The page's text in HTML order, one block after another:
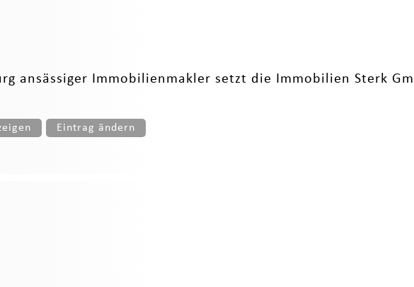
ansässiger Immobilienmakler setzt die Immobilien Sterk
Eintrag ändern